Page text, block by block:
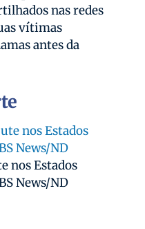
nas redes
vítimas
antes da
nos Estados
News/ND